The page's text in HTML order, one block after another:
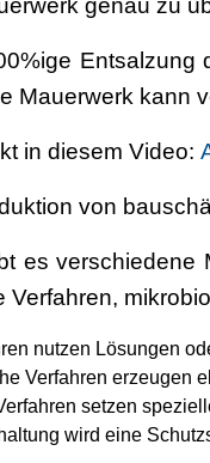
genau zu
Entsalzung
Mauerwerk kann
in diesem Video:
von
es verschiedene
Verfahren,
nutzen Lösungen
Verfahren erzeugen
setzen
wird eine